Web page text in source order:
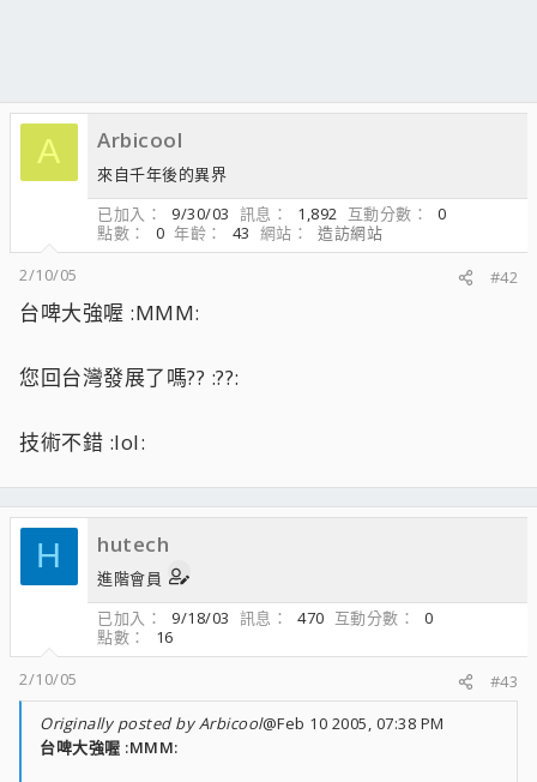
A Arbicool
來自千年後的異界
已加入
9/30/03 訊息 1,892 互動分數
0
點數
0 年齡 43 網站
造訪網站
2/10/05
#42
台啤大強喔 :MMM:
您回台灣發展了嗎?? :??:
技術不錯 :lol:
H hutech
進階會員
已加入
9/18/03 訊息 470 互動分數
0
點數
16
2/10/05
#43
Originally posted by Arbicool@Feb 10 2005, 07:38 PM
台啤大強喔 :MMM: